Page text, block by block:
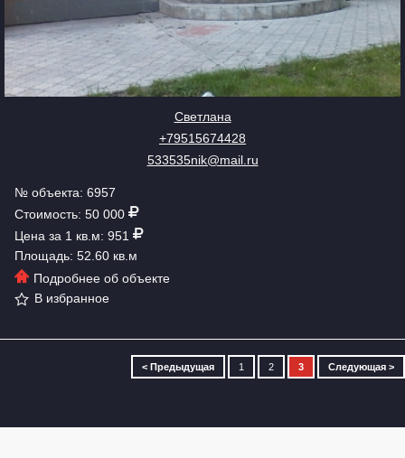
Светлана
+79515674428
533535nik@mail.ru
№ объекта: 6957
Стоимость: 50 000
Цена за 1 кв.м: 951
Площадь: 52.60 кв.м
Подробнее об объекте
В избранное
< Предыдущая 1 2 3 Следующая >